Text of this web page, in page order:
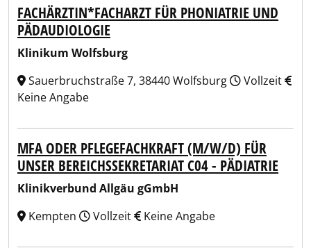
FACHÄRZTIN*FACHARZT FÜR PHONIATRIE UND
PÄDAUDIOLOGIE
Klinikum Wolfsburg
Sauerbruchstraße 7, 38440 Wolfsburg
Vollzeit
Keine Angabe
MFA ODER PFLEGEFACHKRAFT (M/W/D) FÜR
UNSER BEREICHSSEKRETARIAT C04 - PÄDIATRIE
Klinikverbund Allgäu gGmbH
Kempten
Vollzeit Keine Angabe